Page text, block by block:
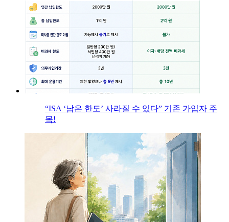
“ISA ‘남은 한도’ 사라질 수 있다” 기존 가입자 주
목!